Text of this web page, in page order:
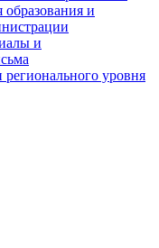
и
и
уровня